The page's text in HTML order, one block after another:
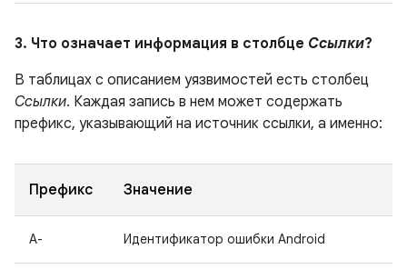
3. Что означает информация в столбце Ссылки?
В таблицах с описанием уязвимостей есть столбец
Ссылки. Каждая запись в нем может содержать
префикс, указывающий на источник ссылки, а именно:
Префикс Значение
A- Идентификатор ошибки Android